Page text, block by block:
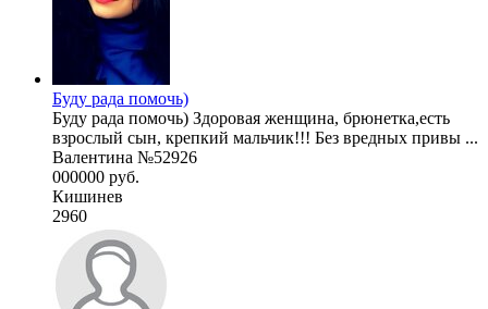
Буду рада помочь)
Буду рада помочь) Здоровая женщина, брюнетка,есть
взрослый сын, крепкий мальчик!!! Без вредных привы ...
Валентина №52926
000000 руб.
Кишинев
2960